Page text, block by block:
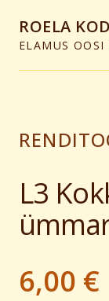
ROELA
ELAMUS OOSI
L3
6,00 €